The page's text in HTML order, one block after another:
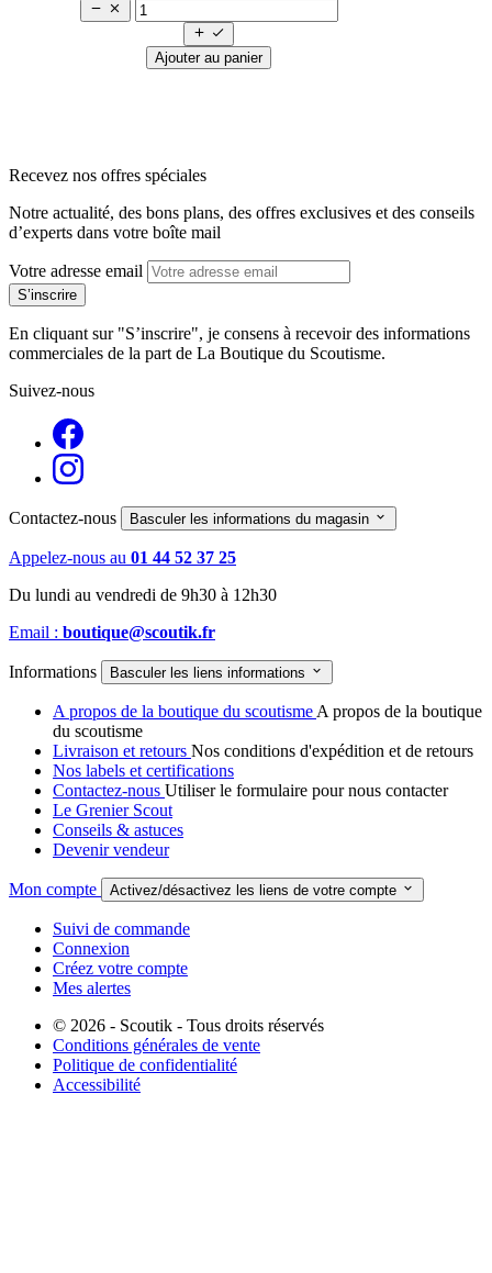




Ajouter au panier
Recevez nos offres spéciales
Notre actualité, des bons plans, des offres exclusives et des conseils
d’experts dans votre boîte mail
Votre adresse email
En cliquant sur "S’inscrire", je consens à recevoir des informations
commerciales de la part de La Boutique du Scoutisme.
Suivez-nous
Contactez-nous Basculer les informations du magasin 
Appelez-nous au 01 44 52 37 25
Du lundi au vendredi de 9h30 à 12h30
Email : boutique@scoutik.fr
Informations Basculer les liens informations 
A propos de la boutique du scoutismeA propos de la boutique
du scoutisme
Livraison et retours Nos conditions d'expédition et de retours
Nos labels et certifications
Contactez-nous Utiliser le formulaire pour nous contacter
Le Grenier Scout
Conseils & astuces
Devenir vendeur
Mon compte Activez/désactivez les liens de votre compte 
Suivi de commande
Connexion
Créez votre compte
Mes alertes
© 2026 - Scoutik - Tous droits réservés
Conditions générales de vente
Politique de confidentialité
Accessibilité